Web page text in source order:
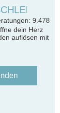
9.478
dein Herz
auflösen mit